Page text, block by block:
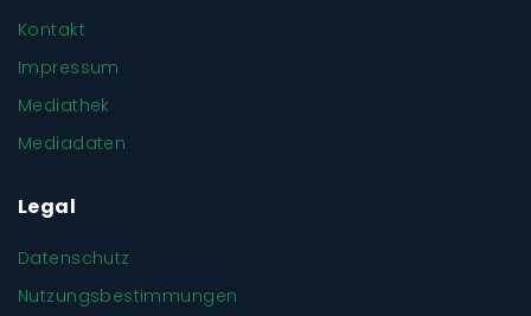
Kontakt
Impressum
Mediathek
Mediadaten
Legal
Datenschutz
Nutzungsbestimmungen